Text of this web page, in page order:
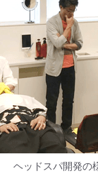
ヘッドスパ開発の